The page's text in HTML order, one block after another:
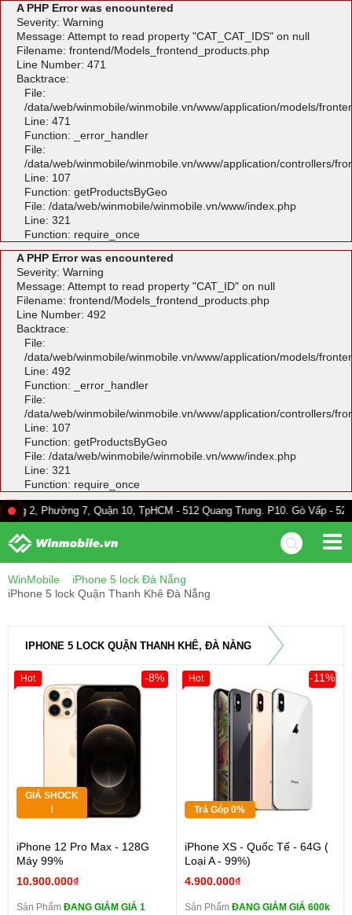
A PHP Error was encountered
Severity: Warning
Message: Attempt to read property "CAT_CAT_IDS" on null
Filename: frontend/Models_frontend_products.php
Line Number: 471
Backtrace:
File:
/data/web/winmobile/winmobile.vn/www/application/models/
Line: 471
Function: _error_handler
File:
/data/web/winmobile/winmobile.vn/www/application/controllers/
Line: 107
Function: getProductsByGeo
File: /data/web/winmobile/winmobile.vn/www/index.php
Line: 321
Function: require_once
A PHP Error was encountered
Severity: Warning
Message: Attempt to read property "CAT_ID" on null
Filename: frontend/Models_frontend_products.php
Line Number: 492
Backtrace:
File:
/data/web/winmobile/winmobile.vn/www/application/models/
Line: 492
Function: _error_handler
File:
/data/web/winmobile/winmobile.vn/www/application/controllers/
Line: 107
Function: getProductsByGeo
File: /data/web/winmobile/winmobile.vn/www/index.php
Line: 321
Function: require_once
7, Quận 10, TpHCM - 512 Quang Trung. P10. Gò Vấp - 528A Trường
WinMobile
iPhone 5 lock Đà Nẵng
iPhone 5 lock Quận Thanh Khê Đà Nẵng
IPHONE 5 LOCK QUẬN THANH KHÊ, ĐÀ NẴNG
GIÁ SHOCK
!
iPhone 12 Pro Max - 128G
Máy 99%
10.900.000₫
-8%
Sản Phẩm ĐANG GIẢM GIÁ 1
Hot
Trả Góp 0%
iPhone XS - Quốc Tế - 64G (
Loại A - 99%)
4.900.000₫
-11%
Sản Phẩm ĐANG GIẢM GIÁ 600k
Hot